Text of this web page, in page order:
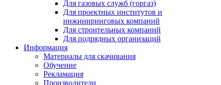
Для газовых служб (горгаз)
Для проектных институтов и
инжиниринговых компаний
Для строительных компаний
Для подрядных организаций
Информация
Материалы для скачивания
Обучение
Рекламация
Производители